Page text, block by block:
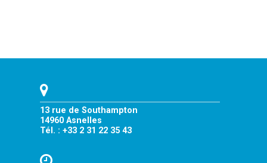
13 rue de Southampton
14960 Asnelles
Tél. : +33 2 31 22 35 43